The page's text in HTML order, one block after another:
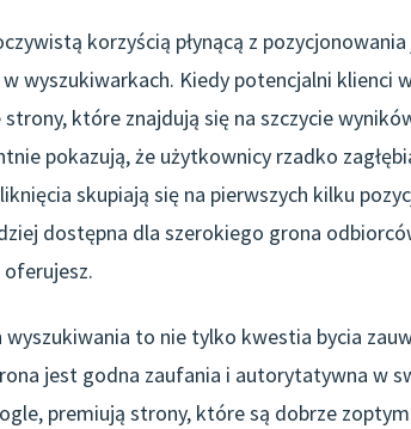
korzyścią płynącą z
wyszukiwarkach. Kiedy potencjalni klienci
które znajdują się na szczycie
pokazują, że użytkownicy rzadko
skupiają się na pierwszych kilku
dostępna dla szerokiego grona
wyszukiwania to nie tylko kwestia bycia
jest godna zaufania i autorytatywna w
premiują strony, które są dobrze